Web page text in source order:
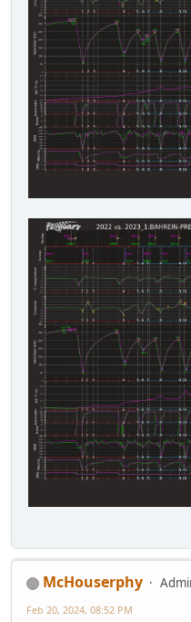
McHouserphy
Feb 20, 2024, 08:52 PM